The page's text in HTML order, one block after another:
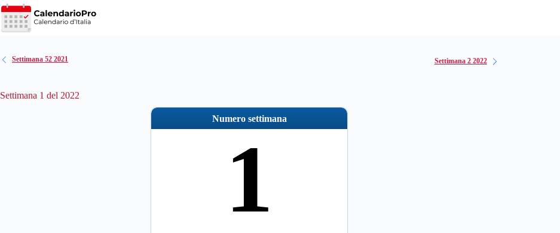
Salta
al
contenuto
Settimana 52 2021 Settimana 2 2022
Settimana 1 del 2022
Numero settimana
1